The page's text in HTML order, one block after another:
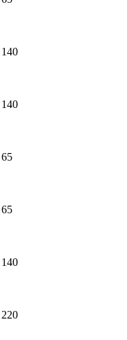
140
140
65
65
140
220